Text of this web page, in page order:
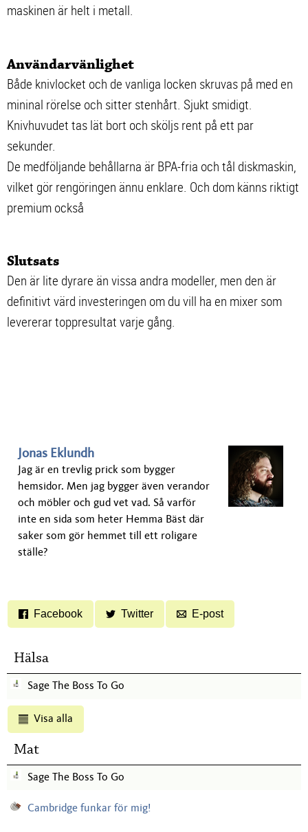
maskinen är helt i metall.
Användarvänlighet
Både knivlocket och de vanliga locken skruvas på med en
mininal rörelse och sitter stenhårt. Sjukt smidigt.
Knivhuvudet tas lät bort och sköljs rent på ett par
sekunder.
De medföljande behållarna är BPA-fria och tål diskmaskin,
vilket gör rengöringen ännu enklare. Och dom känns riktigt
premium också
Slutsats
Den är lite dyrare än vissa andra modeller, men den är
definitivt värd investeringen om du vill ha en mixer som
levererar toppresultat varje gång.
Jonas Eklundh
Jag är en trevlig prick som bygger
hemsidor. Men jag bygger även verandor
och möbler och gud vet vad. Så varför
inte en sida som heter Hemma Bäst där
saker som gör hemmet till ett roligare
ställe?
Facebook Twitter E-post
Hälsa
Sage The Boss To Go
Visa alla
Mat
Sage The Boss To Go
Cambridge funkar för mig!